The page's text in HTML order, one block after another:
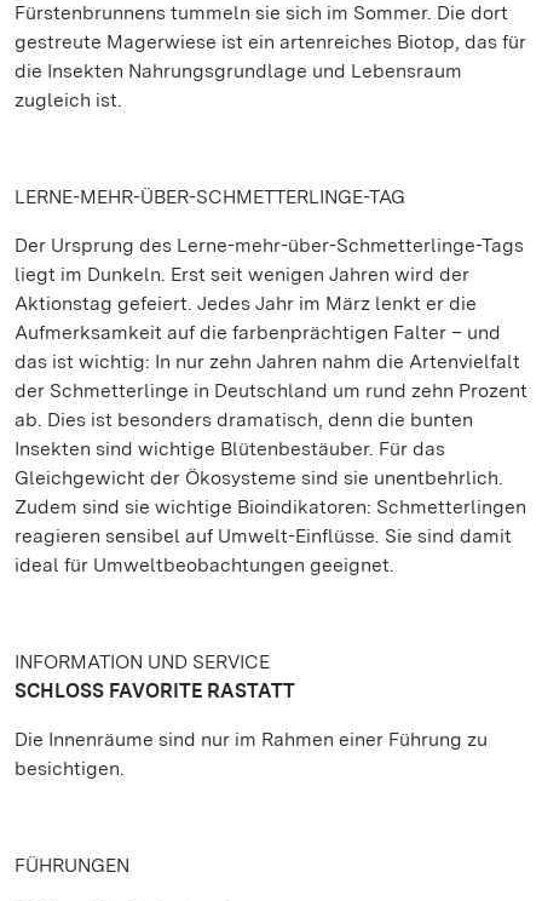
Fürstenbrunnens tummeln sie sich im Sommer. Die dort
gestreute Magerwiese ist ein artenreiches Biotop, das für
die Insekten Nahrungsgrundlage und Lebensraum
zugleich ist.
LERNE-MEHR-ÜBER-SCHMETTERLINGE-TAG
Der Ursprung des Lerne-mehr-über-Schmetterlinge-Tags
liegt im Dunkeln. Erst seit wenigen Jahren wird der
Aktionstag gefeiert. Jedes Jahr im März lenkt er die
Aufmerksamkeit auf die farbenprächtigen Falter – und
das ist wichtig: In nur zehn Jahren nahm die Artenvielfalt
der Schmetterlinge in Deutschland um rund zehn Prozent
ab. Dies ist besonders dramatisch, denn die bunten
Insekten sind wichtige Blütenbestäuber. Für das
Gleichgewicht der Ökosysteme sind sie unentbehrlich.
Zudem sind sie wichtige Bioindikatoren: Schmetterlingen
reagieren sensibel auf Umwelt-Einflüsse. Sie sind damit
ideal für Umweltbeobachtungen geeignet.
INFORMATION UND SERVICE
SCHLOSS FAVORITE RASTATT
Die Innenräume sind nur im Rahmen einer Führung zu
besichtigen.
FÜHRUNGEN